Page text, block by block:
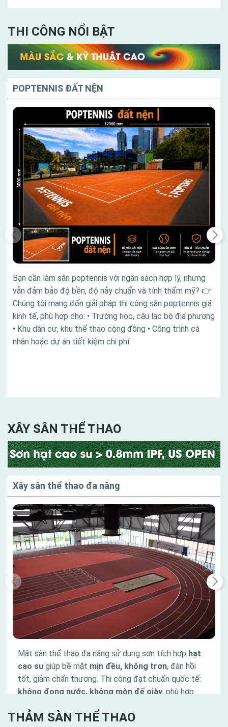
THI CÔNG NỔI BẬT
POPTENNIS ĐẤT NỆN
Bạn cần làm sân poptennis với ngân sách hợp lý, nhưng
vẫn đảm bảo độ bền, độ nảy chuẩn và tính thẩm mỹ? 👉
Chúng tôi mang đến giải pháp thi công sân poptennis giá
kinh tế, phù hợp cho: • Trường học, câu lạc bộ địa phương
• Khu dân cư, khu thể thao cộng đồng • Công trình cá
nhân hoặc dự án tiết kiệm chi phí
XÂY SÂN THỂ THAO
Xây sân thể thao đa năng
Mặt sân thể thao đa năng sử dụng sơn tích hợp hạt
cao su giúp bề mặt mịn đều, không trơn, đàn hồi
tốt, giảm chấn thương. Thi công đạt chuẩn quốc tế:
không đọng nước, không mòn đế giày, phù hợp
tưởng.
THẢM SÀN THỂ THAO